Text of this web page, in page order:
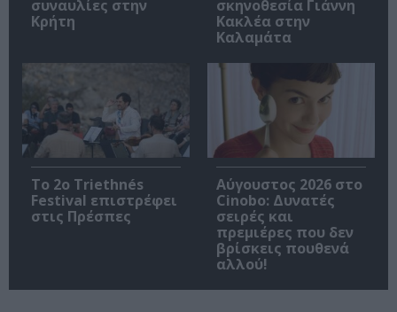
συναυλίες στην
Κρήτη
σκηνοθεσία Γιάννη
Κακλέα στην
Καλαμάτα
Το 2ο Triethnés
Festival επιστρέφει
στις Πρέσπες
Αύγουστος 2026 στο
Cinobo: Δυνατές
σειρές και
πρεμιέρες που δεν
βρίσκεις πουθενά
αλλού!